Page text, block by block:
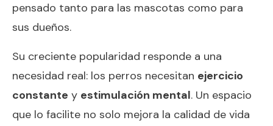
pensado tanto para las mascotas como para
sus dueños.
Su creciente popularidad responde a una
necesidad real: los perros necesitan ejercicio
constante y estimulación mental. Un espacio
que lo facilite no solo mejora la calidad de vida